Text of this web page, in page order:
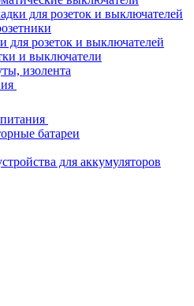
для розеток и выключателей
для розеток и выключателей
и выключатели
изолента
батареи
для аккумуляторов